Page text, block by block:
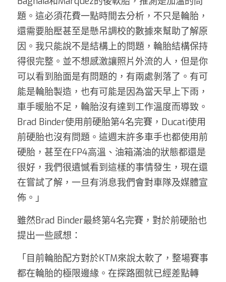
題。這必須花費一點時間去分析，不只是輪胎，
還需要胎壓甚至是懸吊調校的數據來幫助了解原
因。我只能說不是結構上的問題，輪胎結構保持
得很完整。並不想感激讓照片外流的人，但是你
可以看到胎面是有問題的，有兩處剝落了。有可
能是輪胎製造，也有可能是因為當天早上下雨，
車手暖胎不足，輪胎沒有達到工作溫度而導致。
Brad Binder使用前硬胎第4名完賽，Ducati使用
前硬胎也沒有問題。這週末許多車手也都使用前
硬胎，甚至在FP4高溫、油箱滿油的狀態都還是
很好，我們很遺憾看到這樣的事情發生，現在還
在嘗試了解，一旦有消息我們會對車隊及媒體宣
佈。」
雖然Brad Binder最終第4名完賽，對於前硬胎也
提出一些感想：
「目前輪胎配方對於KTM來說太軟了，整場賽事
都在輪胎的極限邊緣。在探路圈就已經差點轉